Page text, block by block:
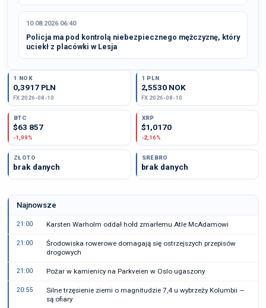
10.08.2026 06:40
Policja ma pod kontrolą niebezpiecznego mężczyznę, który
uciekł z placówki w Lesja
1 NOK
0,3917 PLN
FX 2026-08-10
1 PLN
2,5530 NOK
FX 2026-08-10
BTC
$63 857
-1,99%
XRP
$1,0170
-2,16%
ZŁOTO
brak danych
SREBRO
brak danych
Najnowsze
21:00 Karsten Warholm oddał hołd zmarłemu Atle McAdamowi
21:00
Środowiska rowerowe domagają się ostrzejszych przepisów
drogowych
21:00 Pożar w kamienicy na Parkveien w Oslo ugaszony
20:55
Silne trzęsienie ziemi o magnitudzie 7,4 u wybrzeży Kolumbii —
są ofiary